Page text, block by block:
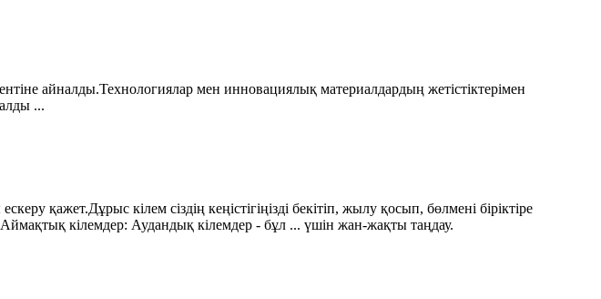
айналды.Технологиялар мен инновациялық материалдардың жетістіктерімен
...
қажет.Дұрыс кілем сіздің кеңістігіңізді бекітіп, жылу қосып, бөлмені біріктіре
кілемдер: Аудандық кілемдер - бұл ... үшін жан-жақты таңдау.